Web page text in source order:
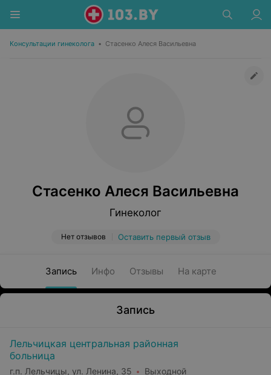
Консультации гинеколога • Стасенко Алеся Васильевна
Стасенко Алеся Васильевна
Гинеколог
Нет отзывов Оставить первый отзыв
Запись Инфо Отзывы На карте
Запись
Лельчицкая центральная районная
больница
г.п. Лельчицы, ул. Ленина, 35 Выходной